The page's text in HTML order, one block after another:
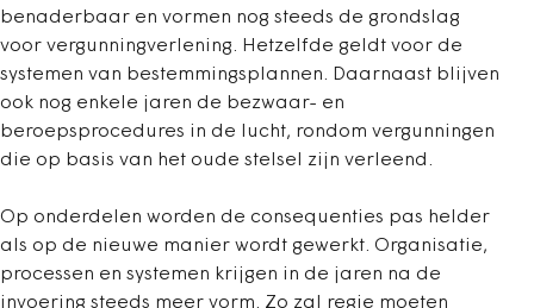
benaderbaar en vormen nog steeds de grondslag
voor vergunningverlening. Hetzelfde geldt voor de
systemen van bestemmingsplannen. Daarnaast blijven
ook nog enkele jaren de bezwaar- en
beroepsprocedures in de lucht, rondom vergunningen
die op basis van het oude stelsel zijn verleend.
Op onderdelen worden de consequenties pas helder
als op de nieuwe manier wordt gewerkt. Organisatie,
processen en systemen krijgen in de jaren na de
invoering steeds meer vorm. Zo zal regie moeten